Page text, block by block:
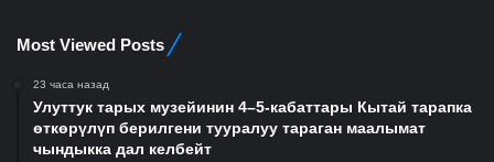
Most Viewed Posts
23 часа назад
Улуттук тарых музейинин 4–5-кабаттары Кытай тарапка
өткөрүлүп берилгени тууралуу тараган маалымат
чындыкка дал келбейт